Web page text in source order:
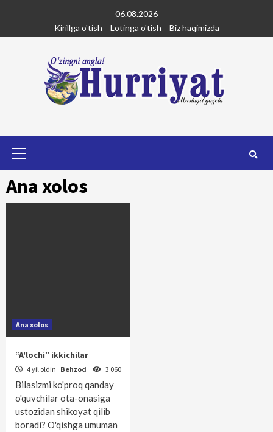
content
06.08.2026
Kirillga o'tish
Lotinga o'tish Biz haqimizda
Ana xolos
Ana xolos
“A'lochi” ikkichilar
4 yil oldin Behzod 3 060
Bilasizmi ko'proq qanday
o'quvchilar ota-onasiga
ustozidan shikoyat qilib
boradi? O'qishga umuman